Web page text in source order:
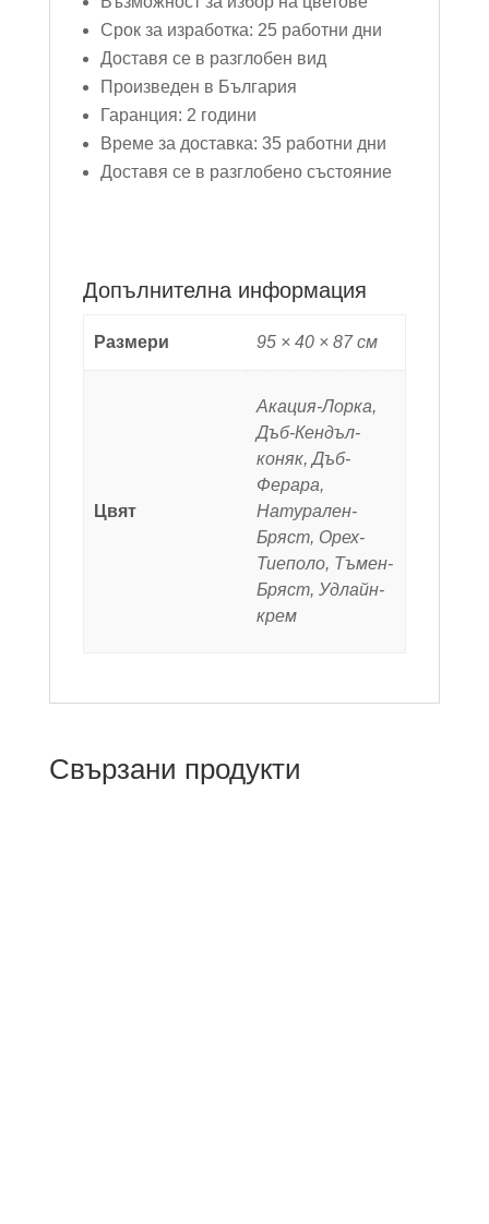
Срок за изработка: 25 работни дни
Доставя се в разглобен вид
Произведен в България
Гаранция: 2 години
Време за доставка: 35 работни дни
Доставя се в разглобено състояние
Допълнителна информация
Размери 95 × 40 × 87 см
Цвят
Акация-Лорка,
Дъб-Кендъл-
коняк, Дъб-
Ферара,
Натурален-
Бряст, Орех-
Тиеполо, Тъмен-
Бряст, Удлайн-
крем
Свързани продукти